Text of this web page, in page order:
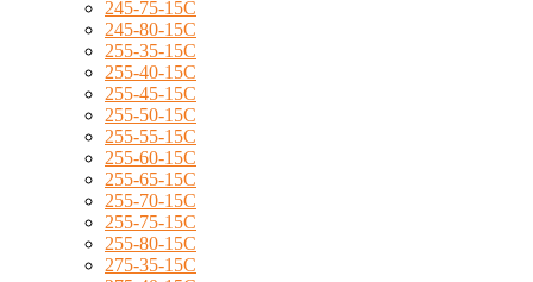
245-75-15C
245-80-15C
255-35-15C
255-40-15C
255-45-15C
255-50-15C
255-55-15C
255-60-15C
255-65-15C
255-70-15C
255-75-15C
255-80-15C
275-35-15C